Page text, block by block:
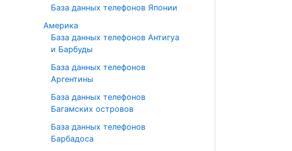
База данных телефонов Японии
Америка
База данных телефонов Антигуа
и Барбуды
База данных телефонов
Аргентины
База данных телефонов
Багамских островов
База данных телефонов
Барбадоса